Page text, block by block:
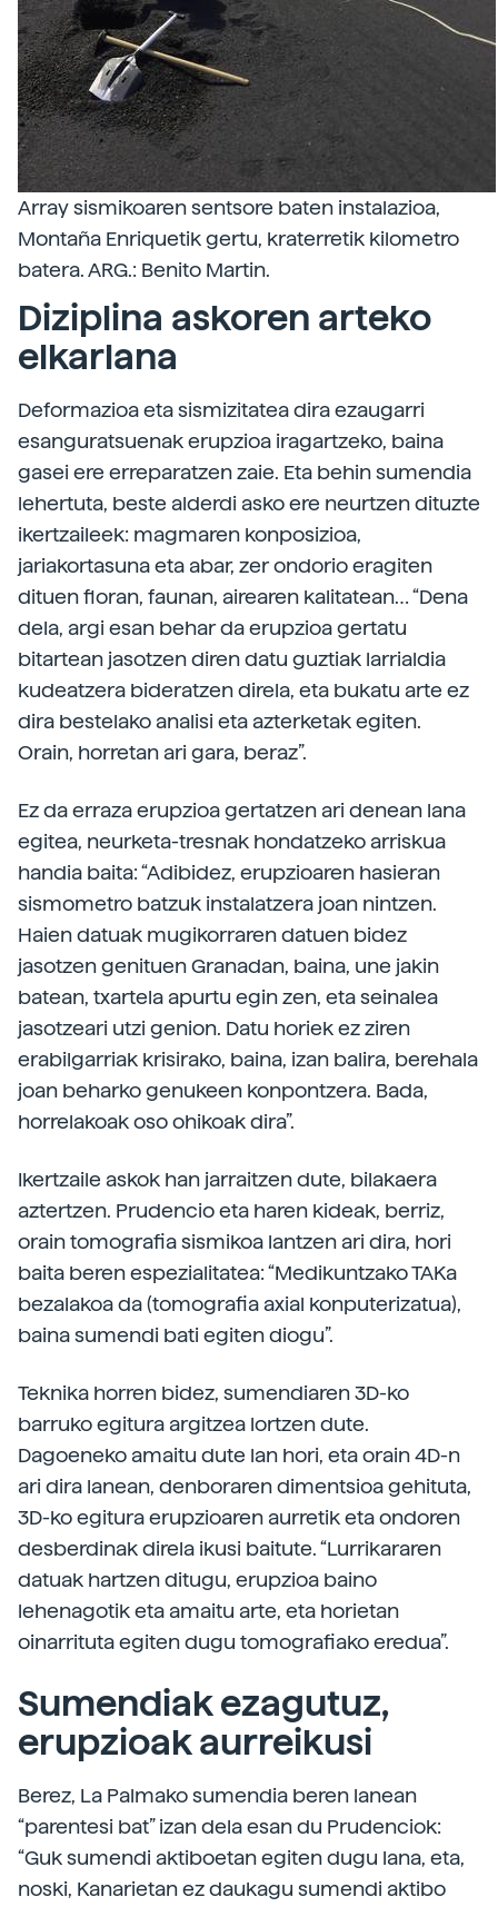
Array sismikoaren sentsore baten instalazioa,
Montaña Enriquetik gertu, kraterretik kilometro
batera. ARG.: Benito Martin.
Diziplina askoren arteko
elkarlana
Deformazioa eta sismizitatea dira ezaugarri
esanguratsuenak erupzioa iragartzeko, baina
gasei ere erreparatzen zaie. Eta behin sumendia
lehertuta, beste alderdi asko ere neurtzen dituzte
ikertzaileek: magmaren konposizioa,
jariakortasuna eta abar, zer ondorio eragiten
dituen floran, faunan, airearen kalitatean… “Dena
dela, argi esan behar da erupzioa gertatu
bitartean jasotzen diren datu guztiak larrialdia
kudeatzera bideratzen direla, eta bukatu arte ez
dira bestelako analisi eta azterketak egiten.
Orain, horretan ari gara, beraz”.
Ez da erraza erupzioa gertatzen ari denean lana
egitea, neurketa-tresnak hondatzeko arriskua
handia baita: “Adibidez, erupzioaren hasieran
sismometro batzuk instalatzera joan nintzen.
Haien datuak mugikorraren datuen bidez
jasotzen genituen Granadan, baina, une jakin
batean, txartela apurtu egin zen, eta seinalea
jasotzeari utzi genion. Datu horiek ez ziren
erabilgarriak krisirako, baina, izan balira, berehala
joan beharko genukeen konpontzera. Bada,
horrelakoak oso ohikoak dira”.
Ikertzaile askok han jarraitzen dute, bilakaera
aztertzen. Prudencio eta haren kideak, berriz,
orain tomografia sismikoa lantzen ari dira, hori
baita beren espezialitatea: “Medikuntzako TAKa
bezalakoa da (tomografia axial konputerizatua),
baina sumendi bati egiten diogu”.
Teknika horren bidez, sumendiaren 3D-ko
barruko egitura argitzea lortzen dute.
Dagoeneko amaitu dute lan hori, eta orain 4D-n
ari dira lanean, denboraren dimentsioa gehituta,
3D-ko egitura erupzioaren aurretik eta ondoren
desberdinak direla ikusi baitute. “Lurrikararen
datuak hartzen ditugu, erupzioa baino
lehenagotik eta amaitu arte, eta horietan
oinarrituta egiten dugu tomografiako eredua”.
Sumendiak ezagutuz,
erupzioak aurreikusi
Berez, La Palmako sumendia beren lanean
“parentesi bat” izan dela esan du Prudenciok:
“Guk sumendi aktiboetan egiten dugu lana, eta,
noski, Kanarietan ez daukagu sumendi aktibo